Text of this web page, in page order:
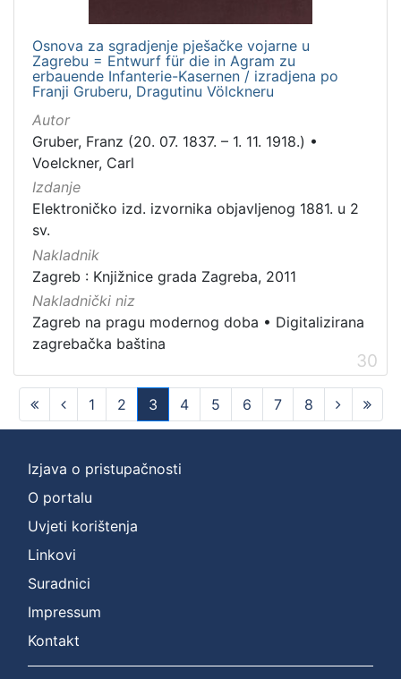
Osnova za sgradjenje pješačke vojarne u
Zagrebu = Entwurf für die in Agram zu
erbauende Infanterie-Kasernen / izradjena po
Franji Gruberu, Dragutinu Völckneru
Autor
Gruber, Franz (20. 07. 1837. – 1. 11. 1918.) •
Voelckner, Carl
Izdanje
Elektroničko izd. izvornika objavljenog 1881. u 2
sv.
Nakladnik
Zagreb : Knjižnice grada Zagreba, 2011
Nakladnički niz
Zagreb na pragu modernog doba • Digitalizirana
zagrebačka baština
30
1 2
3
(current)
4 5 6 7 8
Izjava o pristupačnosti
O portalu
Uvjeti korištenja
Linkovi
Suradnici
Impressum
Kontakt